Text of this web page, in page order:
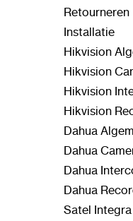
Retourneren
Installatie
Hikvision
Hikvision
Hikvision
Hikvision
Dahua
Dahua
Dahua
Dahua
Satel Integra